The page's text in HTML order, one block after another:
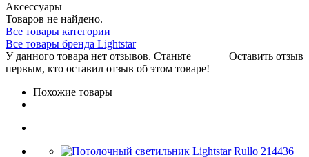
Аксессуары
Товаров не найдено.
Все товары категории
Все товары бренда Lightstar
Оставить отзыв
У данного товара нет отзывов. Станьте
первым, кто оставил отзыв об этом товаре!
Похожие товары